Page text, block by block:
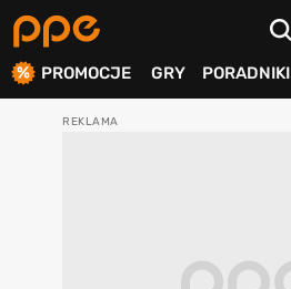
PROMOCJE GRY PORADNIKI